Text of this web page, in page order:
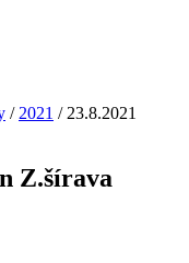
/ 2021 / 23.8.2021
Z.šírava